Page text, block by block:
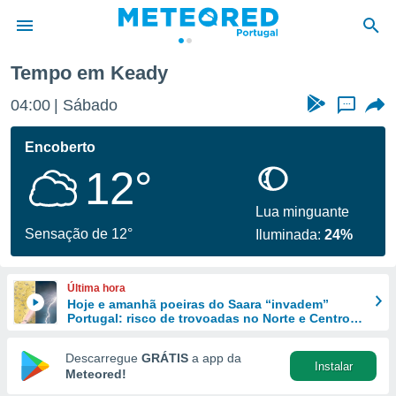
da
foi
fornecidas
a este
das
e
forma
digital
Tempo em Keady
04:00 Sábado ...
Encoberto
12°
Sensação de 12°
Lua minguante
Iluminada:24%
Última hora
Hoje e amanhã poeiras do Saara “invadem”
Portugal: risco de trovoadas no Norte e Centro
Descarregue GRÁTIS a app da
Meteored!
Instalar